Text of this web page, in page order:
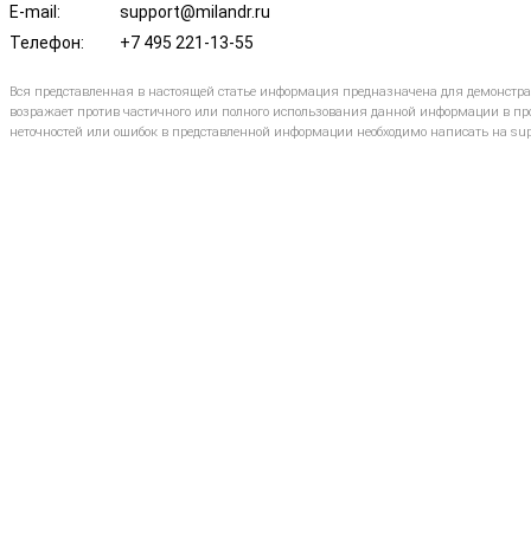
E-mail:
support@milandr.ru
Телефон:
+7 495 221-13-55
Вся представленная в настоящей статье информация предназначена для
возражает против частичного или полного использования данной информации в
неточностей или ошибок в представленной информации необходимо написать на